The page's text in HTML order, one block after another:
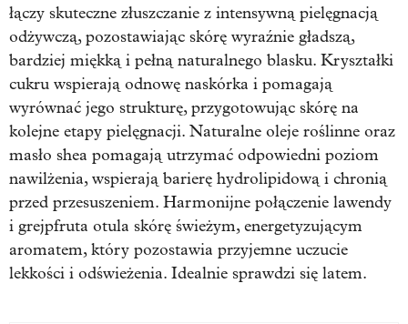
łączy skuteczne złuszczanie z intensywną pielęgnacją
odżywczą, pozostawiając skórę wyraźnie gładszą,
bardziej miękką i pełną naturalnego blasku. Kryształki
cukru wspierają odnowę naskórka i pomagają
wyrównać jego strukturę, przygotowując skórę na
kolejne etapy pielęgnacji. Naturalne oleje roślinne oraz
masło shea pomagają utrzymać odpowiedni poziom
nawilżenia, wspierają barierę hydrolipidową i chronią
przed przesuszeniem. Harmonijne połączenie lawendy
i grejpfruta otula skórę świeżym, energetyzującym
aromatem, który pozostawia przyjemne uczucie
lekkości i odświeżenia. Idealnie sprawdzi się latem.